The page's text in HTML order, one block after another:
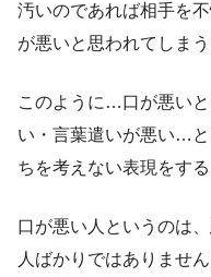
汚いのであれば相手を
が悪いと思われてしまう
このように…口が悪い
い・言葉遣いが悪い…
ちを考えない表現をす
口が悪い人というのは
人ばかりではありません